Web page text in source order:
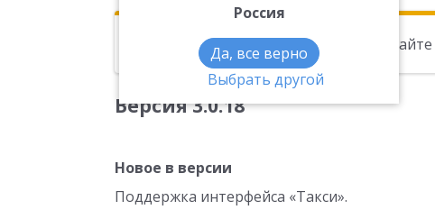
Россия
Да, все верно
Выбрать другой
Эта новость находится в архиве. Читайте
Версия 3.0.18
Новое в версии
Поддержка интерфейса «Такси».